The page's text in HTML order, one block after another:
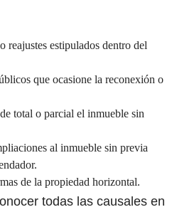
reajustes estipulados dentro del
que ocasione la reconexión o
total o parcial el inmueble sin
al inmueble sin previa
de la propiedad horizontal.
todas las causales en